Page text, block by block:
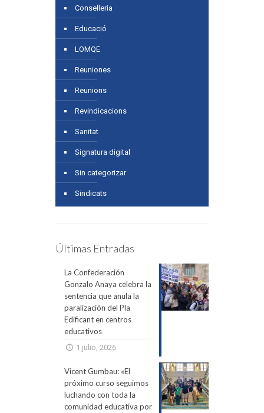
Conselleria
Educació
LOMQE
Reuniones
Reunions
Revindicacions
Sanitat
Signatura digital
Sin categorizar
Sindicats
Últimas Entradas
La Confederación
Gonzalo Anaya celebra la
sentencia que anula la
paralización del Pla
Edificant en centros
educativos
1 julio, 2026
Vicent Gumbau: «El
próximo curso seguimos
luchando con toda la
comunidad educativa por